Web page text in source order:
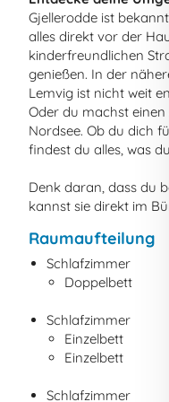
Gjellerodde ist
alles direkt vor der
kinderfreundlichen
genießen. In der
Lemvig ist nicht weit
Oder du machst
Nordsee. Ob du dich
findest du alles, was
Denk daran, dass du
kannst sie direkt im
Raumaufteilung
Schlafzimmer
Doppelbett
Schlafzimmer
Einzelbett
Einzelbett
Schlafzimmer